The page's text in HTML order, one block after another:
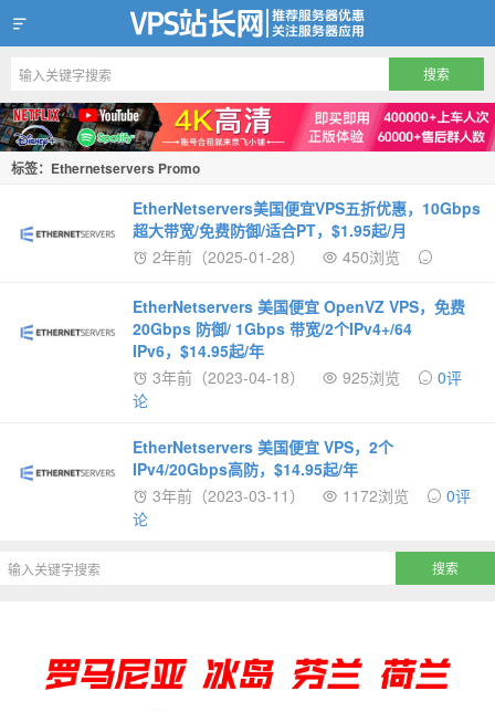
VPS站长网
标签：Ethernetservers Promo
EtherNetservers美国便宜VPS五折优惠，10Gbps
超大带宽/免费防御/适合PT，$1.95起/月
2年前（2025-01-28）
450浏览
EtherNetservers 美国便宜 OpenVZ VPS，免费
20Gbps 防御/ 1Gbps 带宽/2个IPv4+/64
IPv6，$14.95起/年
3年前（2023-04-18）
925浏览
0评
论
EtherNetservers 美国便宜 VPS，2个
IPv4/20Gbps高防，$14.95起/年
3年前（2023-03-11）
1172浏览
0评
论